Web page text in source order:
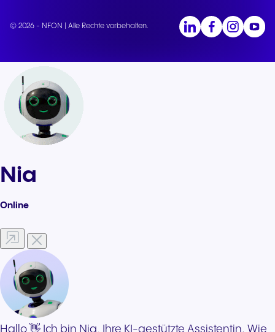
© 2026 - NFON | Alle Rechte vorbehalten.